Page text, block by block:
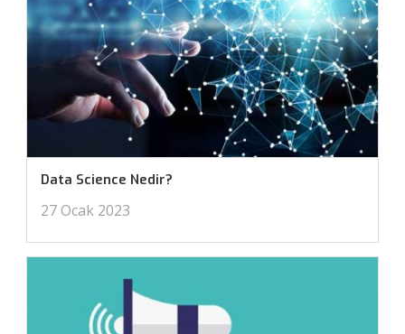
Data Science Nedir?
27 Ocak 2023